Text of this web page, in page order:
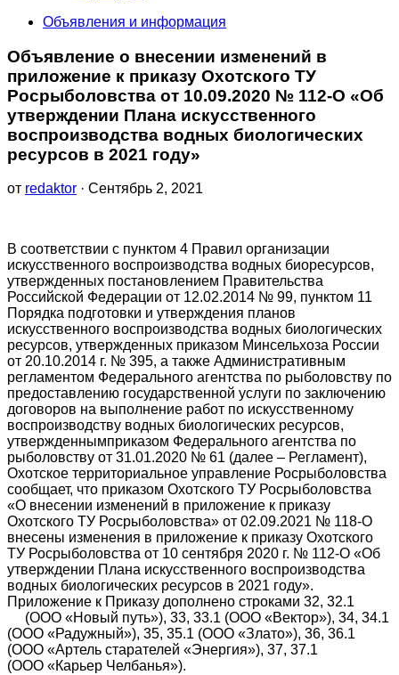
Объявления и информация
Объявление о внесении изменений в
приложение к приказу Охотского ТУ
Росрыболовства от 10.09.2020 № 112-О «Об
утверждении Плана искусственного
воспроизводства водных биологических
ресурсов в 2021 году»
от redaktor · Сентябрь 2, 2021
В соответствии с пунктом 4 Правил организации
искусственного воспроизводства водных биоресурсов,
утвержденных постановлением Правительства
Российской Федерации от 12.02.2014 № 99, пунктом 11
Порядка подготовки и утверждения планов
искусственного воспроизводства водных биологических
ресурсов, утвержденных приказом Минсельхоза России
от 20.10.2014 г. № 395, а также Административным
регламентом Федерального агентства по рыболовству по
предоставлению государственной услуги по заключению
договоров на выполнение работ по искусственному
воспроизводству водных биологических ресурсов,
утвержденнымприказом Федерального агентства по
рыболовству от 31.01.2020 № 61 (далее – Регламент),
Охотское территориальное управление Росрыболовства
сообщает, что приказом Охотского ТУ Росрыболовства
«О внесении изменений в приложение к приказу
Охотского ТУ Росрыболовства» от 02.09.2021 № 118-О
внесены изменения в приложение к приказу Охотского
ТУ Росрыболовства от 10 сентября 2020 г. № 112-О «Об
утверждении Плана искусственного воспроизводства
водных биологических ресурсов в 2021 году».
Приложение к Приказу дополнено строками 32, 32.1
(ООО «Новый путь»), 33, 33.1 (ООО «Вектор»), 34, 34.1
(ООО «Радужный»), 35, 35.1 (ООО «Злато»), 36, 36.1
(ООО «Артель старателей «Энергия»), 37, 37.1
(ООО «Карьер Челбанья»).